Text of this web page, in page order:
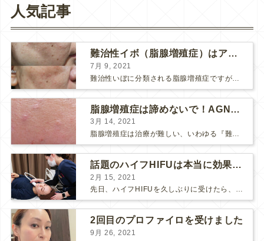
人気記事
難治性イボ（脂腺増殖症）はアグネスAGNESが効果的です！
7月 9, 2021
脂腺増殖症は諦めないで！AGNESアグネス治療でツルツル肌に！
3月 14, 2021
脂腺増殖症は治療が難しい、いわゆる『難治性イボ』です。 脂腺増殖症でググると、治療法として液体窒素、メスやパンチングによる外科的切除、炭酸ガスレーザーなどが出て来ますが、実際のところ、液体窒...
話題のハイフHIFUは本当に効果があるのか？
2月 15, 2021
先日、ハイフHIFUを久しぶりに受けたら、顔の調子がとても良い感じです♪ 私はハイフHIFU後はいつも３日位、人には気付かれない程度に軽く腫れて、その後、グングンと顔が引き締まります。 ...
2回目のプロファイロを受けました
9月 26, 2021